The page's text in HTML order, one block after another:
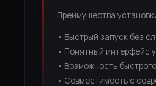
Преимущества
• Быстрый запуск без
• Понятный интерфейс
• Возможность
• Совместимость с